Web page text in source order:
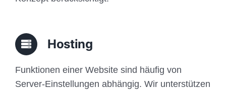
Hosting
Funktionen einer Website sind häufig von
Server-Einstellungen abhängig. Wir unterstützen